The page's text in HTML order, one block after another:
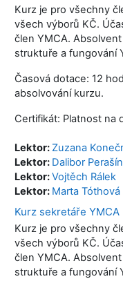
Kurz je pro všechny
všech výborů KČ.
člen YMCA.
struktuře a fungování
Časová dotace: 12
absolvování kurzu.
Certifikát: Platnost na
Lektor: Zuzana
Lektor: Dalibor Perašín
Lektor:Vojtěch Rálek
Lektor: Marta Tóthová
Kurz sekretáře YMCA
Kurz je pro všechny
všech výborů KČ.
člen YMCA.
struktuře a fungování